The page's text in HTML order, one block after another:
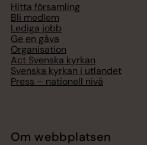
Hitta församling
Bli medlem
Lediga jobb
Ge en gåva
Organisation
Act Svenska kyrkan
Svenska kyrkan i utlandet
Press – nationell nivå
Om webbplatsen